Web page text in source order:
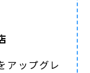
アップグレ